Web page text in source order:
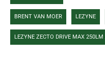
BRENT VAN MOER LEZYNE
LEZYNE ZECTO DRIVE MAX